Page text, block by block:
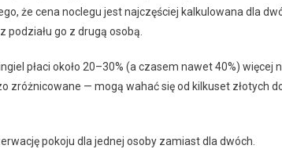
że cena noclegu jest najczęściej kalkulowana dla
podziału go z drugą osobą.
płaci około 20–30% (a czasem nawet 40%) więcej
zróżnicowane — mogą wahać się od kilkuset złotych
pokoju dla jednej osoby zamiast dla dwóch.